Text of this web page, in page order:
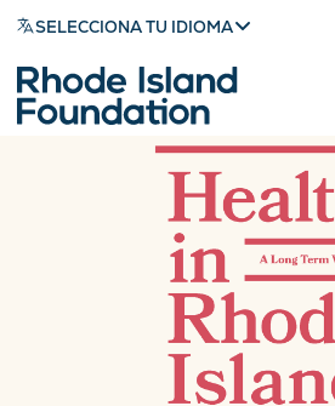
SELECCIONA TU IDIOMA